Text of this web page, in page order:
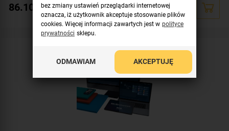
86.10 zł
bez zmiany ustawień przeglądarki internetowej
oznacza, iż użytkownik akceptuje stosowanie plików
cookies. Więcej informacji zawartych jest w polityce
prywatności sklepu.
ODMAWIAM AKCEPTUJĘ